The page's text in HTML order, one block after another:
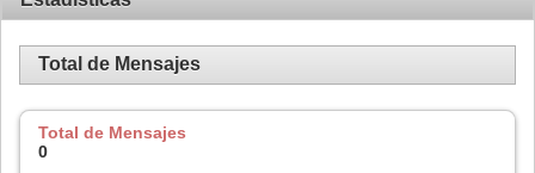
Total de Mensajes
Total de Mensajes
0